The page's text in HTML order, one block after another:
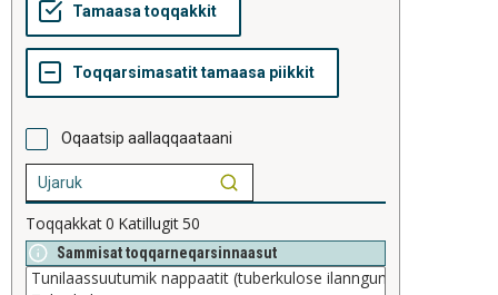
Oqaatsip aallaqqaataani
Toqqakkat0 Katillugit50
Sammisat toqqarneqarsinnaasut